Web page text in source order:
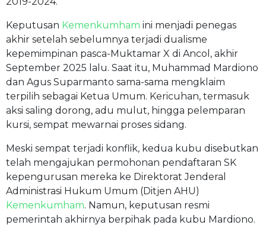
Keputusan Kemenkumham ini menjadi penegas
akhir setelah sebelumnya terjadi dualisme
kepemimpinan pasca-Muktamar X di Ancol, akhir
September 2025 lalu. Saat itu, Muhammad Mardiono
dan Agus Suparmanto sama-sama mengklaim
terpilih sebagai Ketua Umum. Kericuhan, termasuk
aksi saling dorong, adu mulut, hingga pelemparan
kursi, sempat mewarnai proses sidang.
Meski sempat terjadi konflik, kedua kubu disebutkan
telah mengajukan permohonan pendaftaran SK
kepengurusan mereka ke Direktorat Jenderal
Administrasi Hukum Umum (Ditjen AHU)
Kemenkumham. Namun, keputusan resmi
pemerintah akhirnya berpihak pada kubu Mardiono.